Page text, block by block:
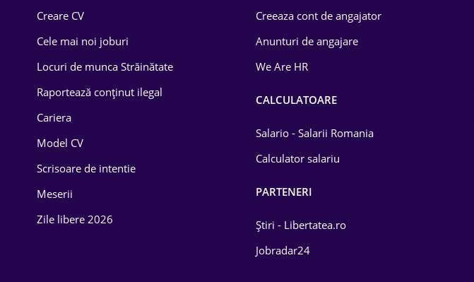
Drept
Educație / Training
Energetică
Farma
Creare CV
Cele mai noi joburi
Locuri de munca Străinătate
Raportează conținut ilegal
Cariera
Model CV
Scrisoare de intentie
Meserii
Zile libere 2026
Creeaza cont de angajator
Anunturi de angajare
We Are HR
CALCULATOARE
Salario - Salarii Romania
Calculator salariu
PARTENERI
Știri - Libertatea.ro
Jobradar24